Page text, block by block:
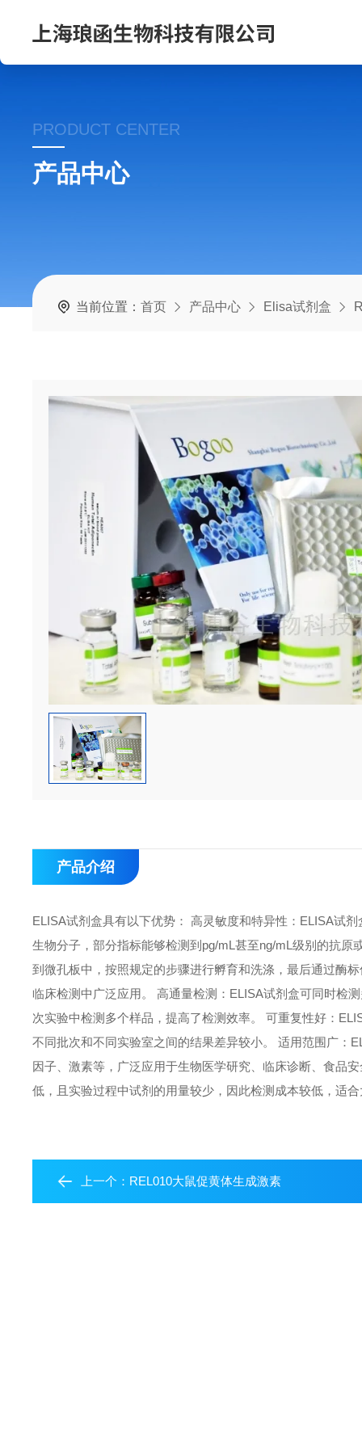
PRODUCT CENTER
产品中心
当前位置：首页 产品中心 Elisa试剂盒
产品介绍
ELISA试剂盒具有以下优势： 高灵敏度和特异性：ELISA试
生物分子，部分指标能够检测到pg/mL甚至ng/mL级别的抗
到微孔板中，按照规定的步骤进行孵育和洗涤，最后通过酶
临床检测中广泛应用。 高通量检测：ELISA试剂盒可同时检
次实验中检测多个样品，提高了检测效率。 可重复性好：
不同批次和不同实验室之间的结果差异较小。 适用范围广：
因子、激素等，广泛应用于生物医学研究、临床诊断、食品
低，且实验过程中试剂的用量较少，因此检测成本较低，适
上一个： REL010大鼠促黄体生成激素